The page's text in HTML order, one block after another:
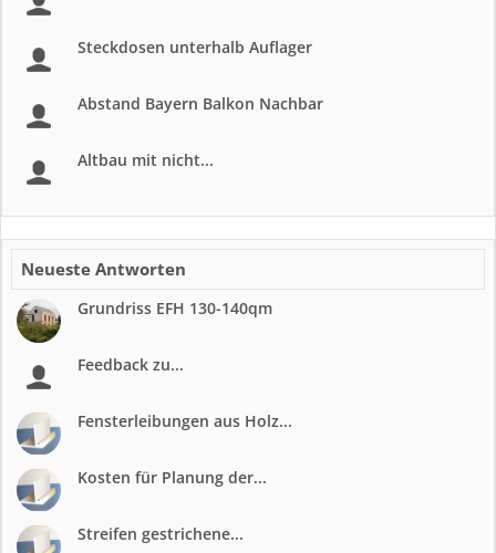
Steckdosen unterhalb Auflager
Abstand Bayern Balkon Nachbar
Altbau mit nicht...
Neueste Antworten
Grundriss EFH 130-140qm
Feedback zu...
Fensterleibungen aus Holz...
Kosten für Planung der...
Streifen gestrichene...